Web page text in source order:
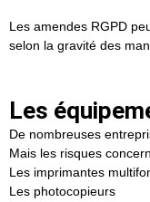
Les amendes RGPD
selon la gravité des
Les
De nombreuses
Mais les risques
Les imprimantes
Les photocopieurs